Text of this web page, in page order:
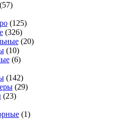
(57)
(125)
(326)
(20)
(10)
(6)
(142)
(29)
(23)
(1)